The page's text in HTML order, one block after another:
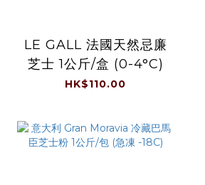
LE GALL 法國天然忌廉
芝士 1公斤/盒 (0-4°C)
HK$110.00